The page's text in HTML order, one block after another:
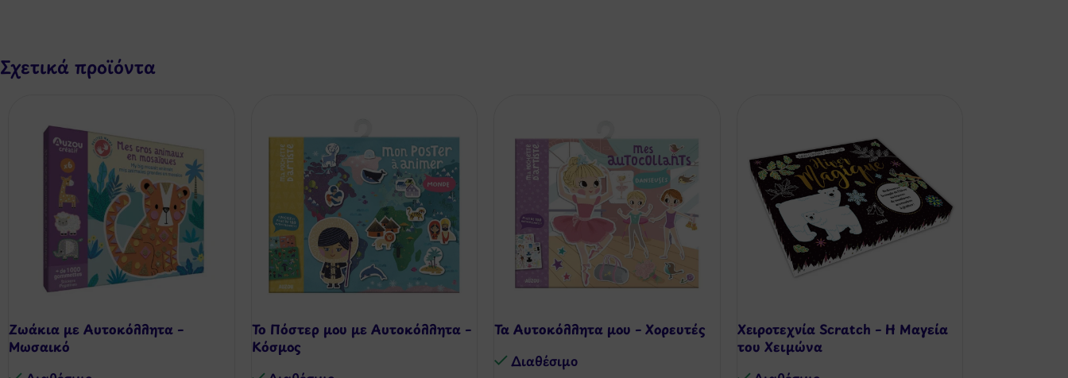
Σχετικά προϊόντα
Ζωάκια με Αυτοκόλλητα –
Μωσαικό
Το Πόστερ μου με Αυτοκόλλητα –
Κόσμος
Τα Αυτοκόλλητα μου – Χορευτές
Διαθέσιμo
Χειροτεχνία Scratch – Η Μαγεία
του Χειμώνα